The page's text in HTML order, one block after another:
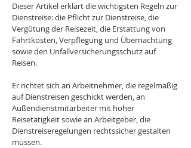
Dieser Artikel erklärt die wichtigsten Regeln zur
Dienstreise: die Pflicht zur Dienstreise, die
Vergütung der Reisezeit, die Erstattung von
Fahrtkosten, Verpflegung und Übernachtung
sowie den Unfallversicherungsschutz auf
Reisen.
Er richtet sich an Arbeitnehmer, die regelmäßig
auf Dienstreisen geschickt werden, an
Außendienstmitarbeiter mit hoher
Reisetätigkeit sowie an Arbeitgeber, die
Dienstreiseregelungen rechtssicher gestalten
müssen.